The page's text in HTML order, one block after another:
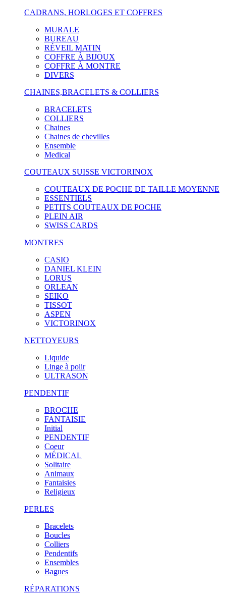
CADRANS, HORLOGES ET COFFRES
MURALE
BUREAU
RÉVEIL MATIN
COFFRE À BIJOUX
COFFRE À MONTRE
DIVERS
CHAINES,BRACELETS & COLLIERS
BRACELETS
COLLIERS
Chaines
Chaines de chevilles
Ensemble
Medical
COUTEAUX SUISSE VICTORINOX
COUTEAUX DE POCHE DE TAILLE MOYENNE
ESSENTIELS
PETITS COUTEAUX DE POCHE
PLEIN AIR
SWISS CARDS
MONTRES
CASIO
DANIEL KLEIN
LORUS
ORLEAN
SEIKO
TISSOT
ASPEN
VICTORINOX
NETTOYEURS
Liquide
Linge à polir
ULTRASON
PENDENTIF
BROCHE
FANTAISIE
Initial
PENDENTIF
Coeur
MÉDICAL
Solitaire
Animaux
Fantaisies
Religieux
PERLES
Bracelets
Boucles
Colliers
Pendentifs
Ensembles
Bagues
RÉPARATIONS